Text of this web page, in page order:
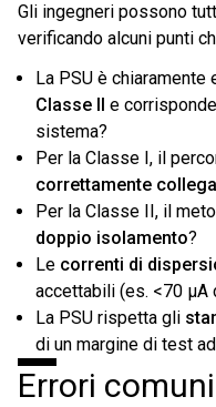
Gli ingegneri possono
verificando alcuni punti
La PSU è
Classe II
e
sistema?
Per la Classe I, il
correttamente
Per la Classe II, il
doppio isolamento?
Le correnti di
accettabili (es. <70 µA
La PSU rispetta gli
di un margine di test
Errori